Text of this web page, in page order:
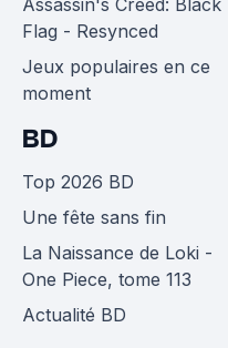
Assassin's Creed: Black
Flag - Resynced
Jeux populaires en ce
moment
BD
Top 2026 BD
Une fête sans fin
La Naissance de Loki -
One Piece, tome 113
Actualité BD